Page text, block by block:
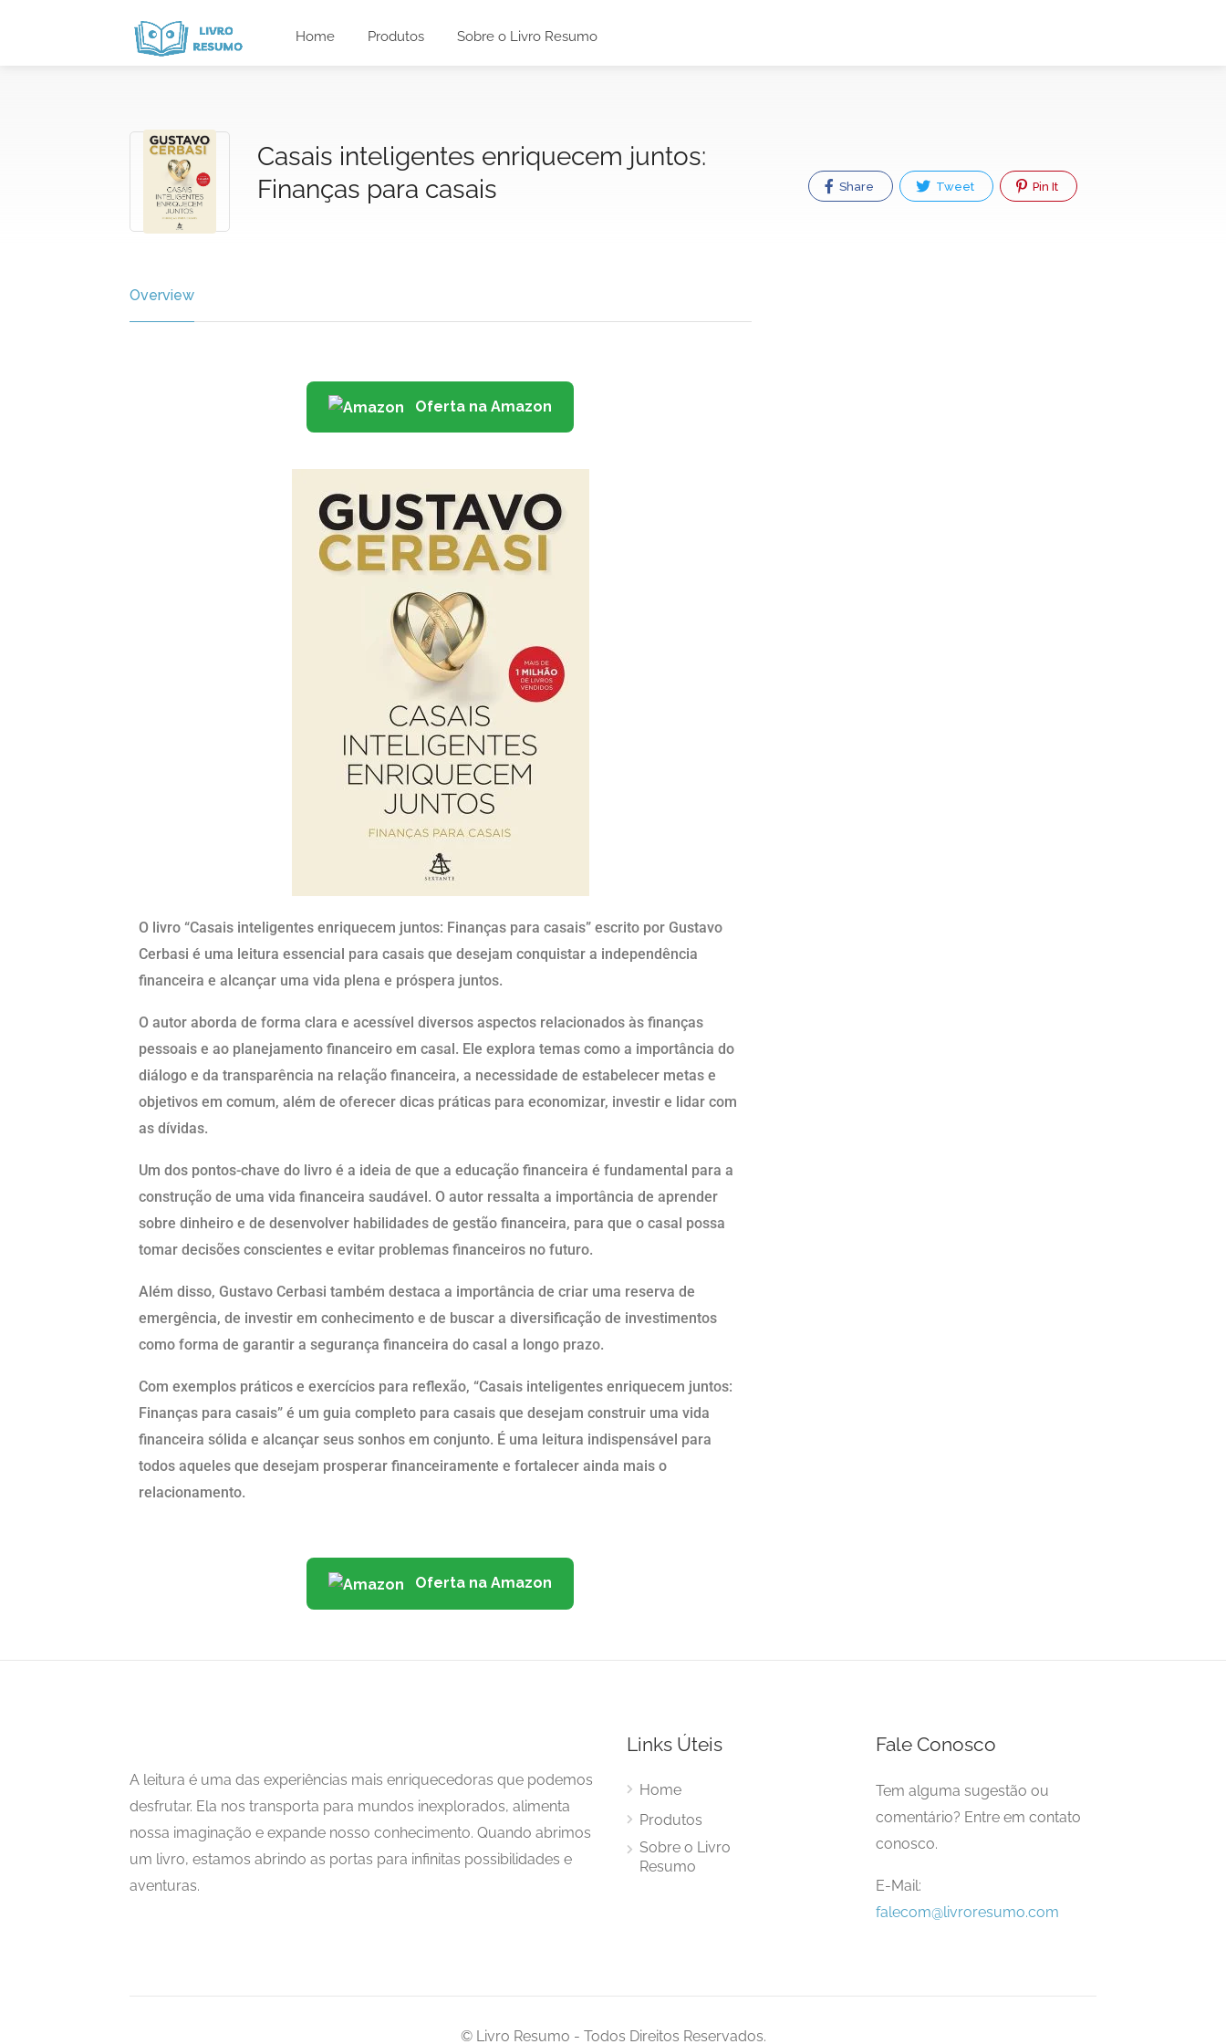
Home Produtos Sobre o Livro Resumo
Casais inteligentes enriquecem juntos:
Finanças para casais
Overview
Oferta na Amazon
O livro “Casais inteligentes enriquecem juntos: Finanças para casais” escrito por Gustavo
Cerbasi é uma leitura essencial para casais que desejam conquistar a independência
financeira e alcançar uma vida plena e próspera juntos.
O autor aborda de forma clara e acessível diversos aspectos relacionados às finanças
pessoais e ao planejamento financeiro em casal. Ele explora temas como a importância do
diálogo e da transparência na relação financeira, a necessidade de estabelecer metas e
objetivos em comum, além de oferecer dicas práticas para economizar, investir e lidar com
as dívidas.
Um dos pontos-chave do livro é a ideia de que a educação financeira é fundamental para a
construção de uma vida financeira saudável. O autor ressalta a importância de aprender
sobre dinheiro e de desenvolver habilidades de gestão financeira, para que o casal possa
tomar decisões conscientes e evitar problemas financeiros no futuro.
Além disso, Gustavo Cerbasi também destaca a importância de criar uma reserva de
emergência, de investir em conhecimento e de buscar a diversificação de investimentos
como forma de garantir a segurança financeira do casal a longo prazo.
Com exemplos práticos e exercícios para reflexão, “Casais inteligentes enriquecem juntos:
Finanças para casais” é um guia completo para casais que desejam construir uma vida
financeira sólida e alcançar seus sonhos em conjunto. É uma leitura indispensável para
todos aqueles que desejam prosperar financeiramente e fortalecer ainda mais o
relacionamento.
Oferta na Amazon
Share Tweet Pin It
A leitura é uma das experiências mais enriquecedoras que podemos
desfrutar. Ela nos transporta para mundos inexplorados, alimenta
nossa imaginação e expande nosso conhecimento. Quando abrimos
um livro, estamos abrindo as portas para infinitas possibilidades e
aventuras.
Links Úteis
Home
Produtos
Sobre o Livro
Resumo
Fale Conosco
Tem alguma sugestão ou
comentário? Entre em contato
conosco.
E-Mail:
falecom@livroresumo.com
© Livro Resumo - Todos Direitos Reservados.